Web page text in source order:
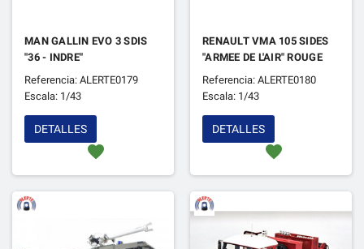
MAN GALLIN EVO 3 SDIS
"36 - INDRE"
Referencia: ALERTE0179
Escala: 1/43
favorite
DETALLES
RENAULT VMA 105 SIDES
"ARMEE DE L'AIR" ROUGE
Referencia: ALERTE0180
Escala: 1/43
favorite
DETALLES